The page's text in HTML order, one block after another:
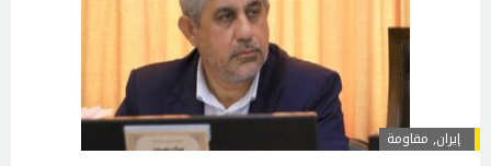
إيران, مقاومة